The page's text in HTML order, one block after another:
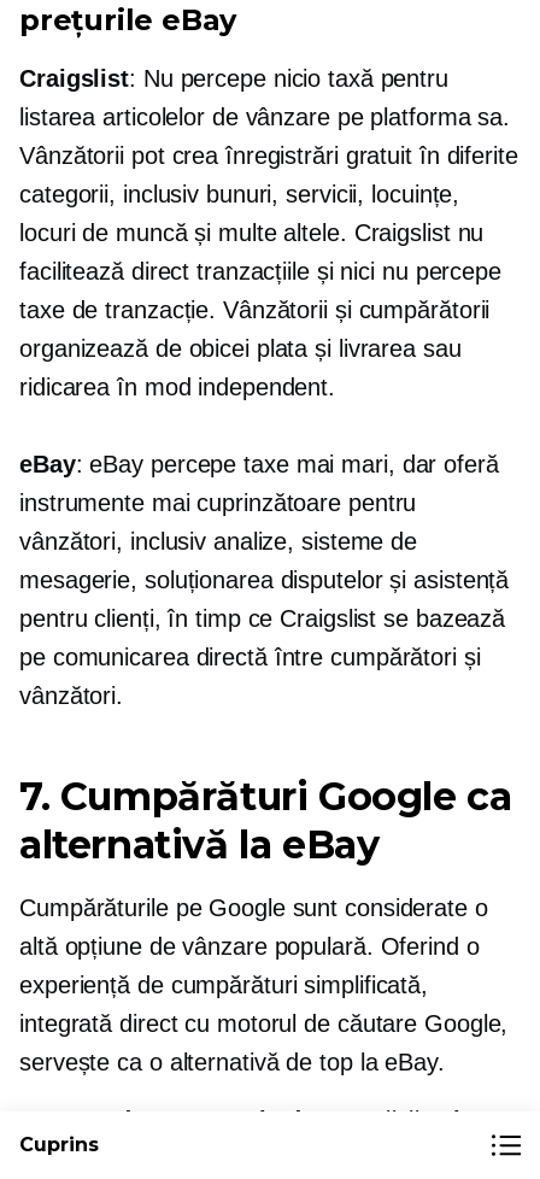
prețurile eBay
Craigslist: Nu percepe nicio taxă pentru
listarea articolelor de vânzare pe platforma sa.
Vânzătorii pot crea înregistrări gratuit în diferite
categorii, inclusiv bunuri, servicii, locuințe,
locuri de muncă și multe altele. Craigslist nu
facilitează direct tranzacțiile și nici nu percepe
taxe de tranzacție. Vânzătorii și cumpărătorii
organizează de obicei plata și livrarea sau
ridicarea în mod independent.
eBay: eBay percepe taxe mai mari, dar oferă
instrumente mai cuprinzătoare pentru
vânzători, inclusiv analize, sisteme de
mesagerie, soluționarea disputelor și asistență
pentru clienți, în timp ce Craigslist se bazează
pe comunicarea directă între cumpărători și
vânzători.
7. Cumpărături Google ca
alternativă la eBay
Cumpărăturile pe Google sunt considerate o
altă opțiune de vânzare populară. Oferind o
experiență de cumpărături simplificată,
integrată direct cu motorul de căutare Google,
servește ca o alternativă de top la eBay.
Motor de comparație de cumpărături
Cumpărături Google funcționează în primul
Cuprins